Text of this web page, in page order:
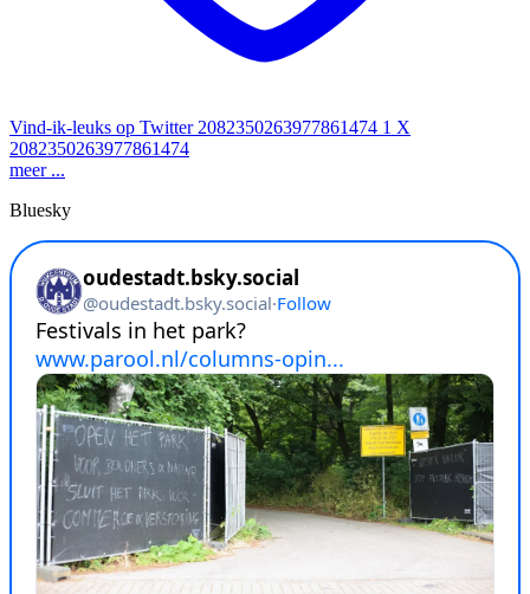
Vind-ik-leuks op Twitter 2082350263977861474 1 X
2082350263977861474
meer ...
Bluesky